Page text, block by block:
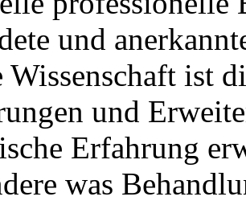
und
Wissenschaft ist
und
Erfahrung
was